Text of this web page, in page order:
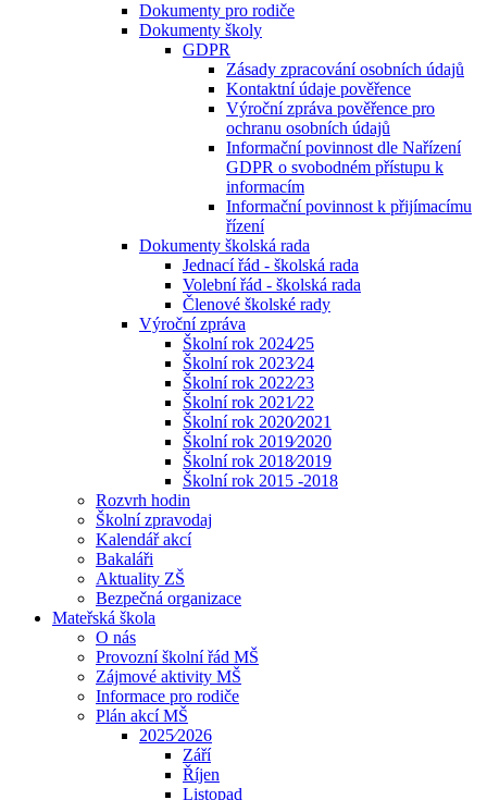
Dokumenty pro rodiče
Dokumenty školy
GDPR
Zásady zpracování osobních údajů
Kontaktní údaje pověřence
Výroční zpráva pověřence pro
ochranu osobních údajů
Informační povinnost dle Nařízení
GDPR o svobodném přístupu k
informacím
Informační povinnost k přijímacímu
řízení
Dokumenty školská rada
Jednací řád - školská rada
Volební řád - školská rada
Členové školské rady
Výroční zpráva
Školní rok 2024⁄25
Školní rok 2023⁄24
Školní rok 2022⁄23
Školní rok 2021⁄22
Školní rok 2020⁄2021
Školní rok 2019⁄2020
Školní rok 2018⁄2019
Školní rok 2015 -2018
Rozvrh hodin
Školní zpravodaj
Kalendář akcí
Bakaláři
Aktuality ZŠ
Bezpečná organizace
Mateřská škola
O nás
Provozní školní řád MŠ
Zájmové aktivity MŠ
Informace pro rodiče
Plán akcí MŠ
2025⁄2026
Září
Říjen
Listopad